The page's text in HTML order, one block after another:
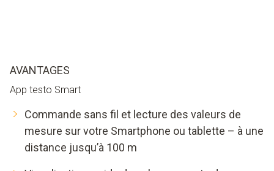
AVANTAGES
App testo Smart
Commande sans fil et lecture des valeurs de
mesure sur votre Smartphone ou tablette – à une
distance jusqu’à 100 m